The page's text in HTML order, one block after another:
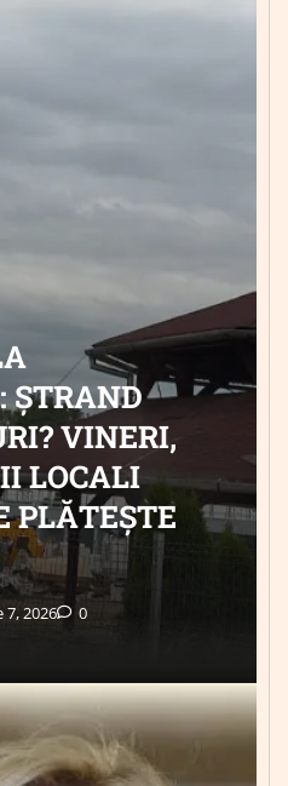
ȘTRAND
VINERI,
LOCALI
PLĂTEȘTE
7, 2026 0